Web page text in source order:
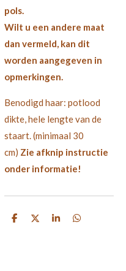
pols.
Wilt u een andere maat
dan vermeld, kan dit
worden aangegeven in
opmerkingen.
Benodigd haar: potlood
dikte, hele lengte van de
staart. (minimaal 30
cm) Zie afknip instructie
onder informatie!
D
D
S
D